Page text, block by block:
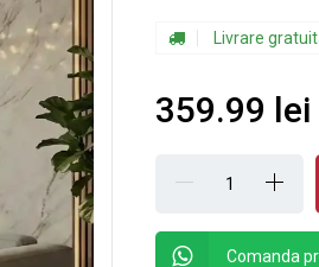
Livrare
359.99 lei
Comanda